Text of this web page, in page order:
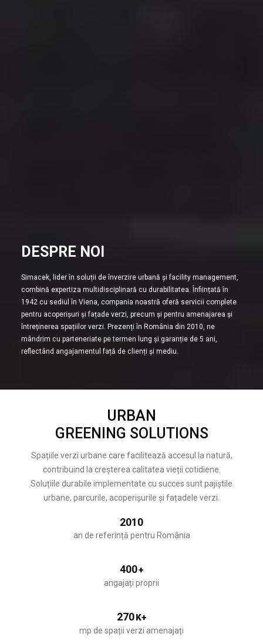
DESPRE NOI
Simacek, lider în soluții de înverzire urbană și facility management,
combină expertiza multidisciplinară cu durabilitatea. Înființată în
1942 cu sediul în Viena, compania noastră oferă servicii complete
pentru acoperișuri și fațade verzi, precum și pentru amenajarea și
întreținerea spațiilor verzi. Prezenți în România din 2010, ne
mândrim cu parteneriate pe termen lung și garanție de 5 ani,
reflectând angajamentul față de clienți și mediu.
URBAN
GREENING SOLUTIONS
Spațiile verzi urbane care facilitează accesul la natură,
contribuind la creșterea calitatea vieții cotidiene.
Soluțiile durabile implementate cu succes sunt pajiștile
urbane, parcurile, acoperișurile și fațadele verzi.
2010
an de referință pentru România
400+
angajați proprii
270K+
mp de spații verzi amenajați